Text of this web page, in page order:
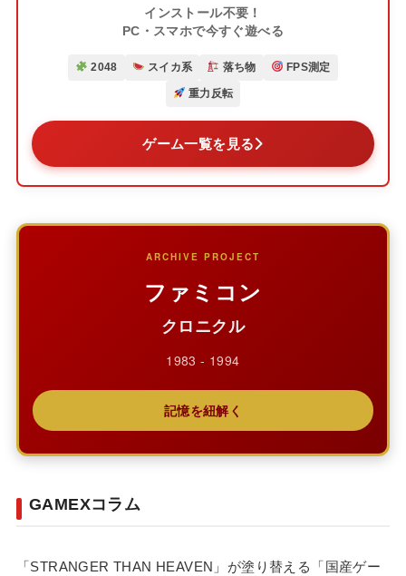
インストール不要！
PC・スマホで今すぐ遊べる
2048 スイカ系 落ち物 FPS測定
重力反転
ゲーム一覧を見る
ARCHIVE PROJECT
ファミコン
クロニクル
1983 - 1994
記憶を紐解く
GAMEXコラム
「STRANGER THAN HEAVEN」が塗り替える「国産ゲー